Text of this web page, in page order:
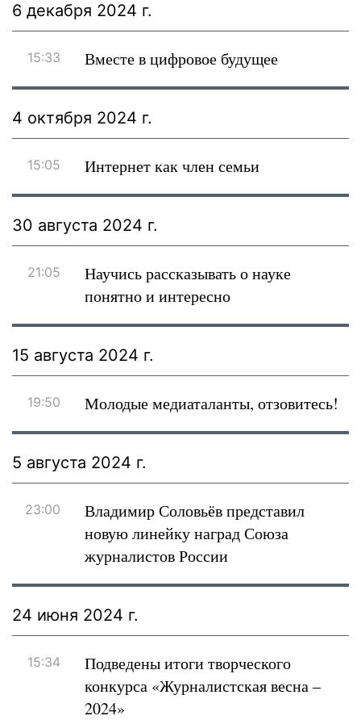
6 декабря 2024 г.
15:33 Вместе в цифровое будущее
4 октября 2024 г.
15:05 Интернет как член семьи
30 августа 2024 г.
21:05
Научись рассказывать о науке
понятно и интересно
15 августа 2024 г.
19:50 Молодые медиаталанты, отзовитесь!
5 августа 2024 г.
23:00
Владимир Соловьёв представил
новую линейку наград Союза
журналистов России
24 июня 2024 г.
15:34
Подведены итоги творческого
конкурса «Журналистская весна –
2024»